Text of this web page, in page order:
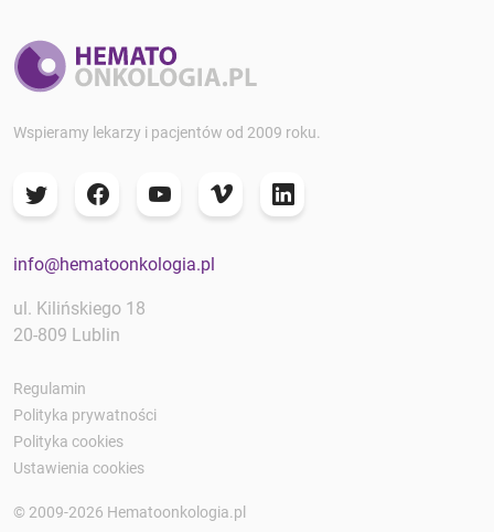
Wspieramy lekarzy i pacjentów od 2009 roku.
info@hematoonkologia.pl
ul. Kilińskiego 18
20-809 Lublin
Regulamin
Polityka prywatności
Polityka cookies
Ustawienia cookies
© 2009-2026 Hematoonkologia.pl